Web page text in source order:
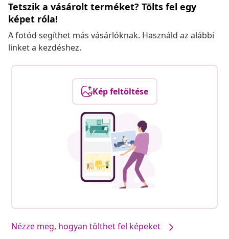
Tetszik a vásárolt terméket? Tölts fel egy
képet róla!
A fotód segíthet más vásárlóknak. Használd az alábbi
linket a kezdéshez.
Kép feltöltése
Nézze meg, hogyan tölthet fel képeket